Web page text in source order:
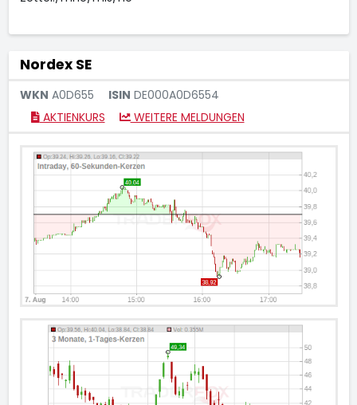
Nordex SE
WKN A0D655 ISIN DE000A0D6554
AKTIENKURS
WEITERE MELDUNGEN